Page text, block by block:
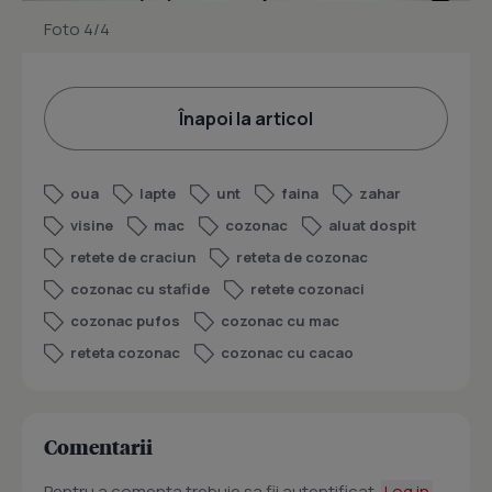
Foto 4/4
Înapoi la articol
oua lapte unt faina
zahar
visine
mac cozonac
aluat dospit
retete de craciun
reteta de cozonac
cozonac cu stafide
retete cozonaci
cozonac pufos
cozonac cu mac
reteta cozonac
cozonac cu cacao
Comentarii